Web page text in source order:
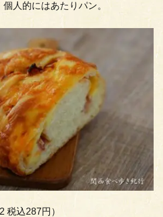
人的にはあたりパン。
税込287円）